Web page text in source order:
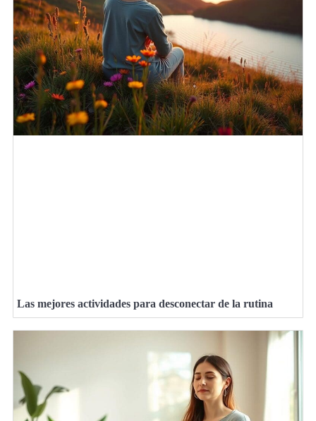
Las mejores actividades para desconectar de la rutina